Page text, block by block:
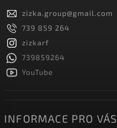
zizka.group@gmail.com
739 859 264
zizkarf
739859264
YouTube
INFORMACE PRO VÁS